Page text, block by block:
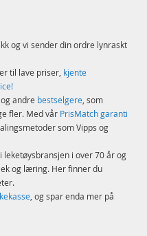
og vi sender din ordre lynraskt
til lave priser, kjente
og andre bestselgere, som
fler. Med vår PrisMatch garanti
som Vipps og
i over 70 år og
og læring. Her finner du
, og spar enda mer på